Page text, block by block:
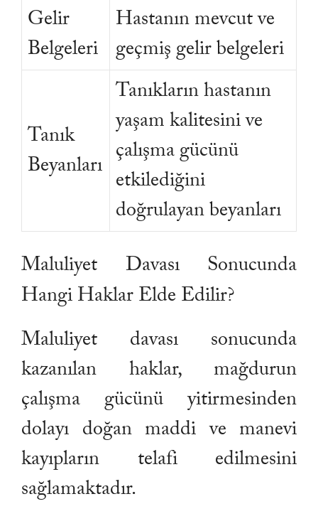
Gelir
Belgeleri
Hastanın mevcut ve
geçmiş gelir belgeleri
Tanık
Beyanları
Tanıkların hastanın
yaşam kalitesini ve
çalışma gücünü
etkilediğini
doğrulayan beyanları
Maluliyet Davası Sonucunda
Hangi Haklar Elde Edilir?
Maluliyet davası sonucunda
kazanılan haklar, mağdurun
çalışma gücünü yitirmesinden
dolayı doğan maddi ve manevi
kayıpların telafi edilmesini
sağlamaktadır.